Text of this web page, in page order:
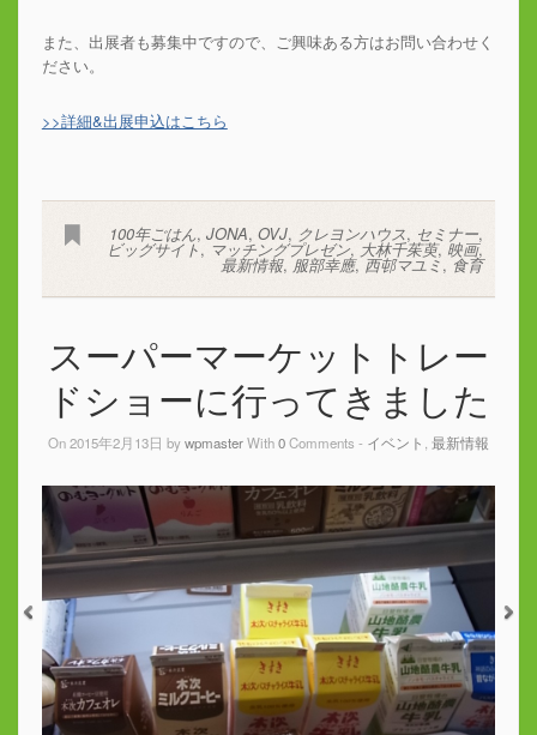
また、出展者も募集中ですので、ご興味ある方はお問い合わせく
ださい。
>>詳細&出展申込はこちら
100年ごはん,JONA,OVJ, クレヨンハウス, セミナー,
ビッグサイト, マッチングプレゼン, 大林千茱萸, 映画,
最新情報,服部幸應,西邨マユミ,食育
スーパーマーケットトレー
ドショーに行ってきました
On 2015年2月13日 bywpmasterWith0Comments - イベント , 最新情報